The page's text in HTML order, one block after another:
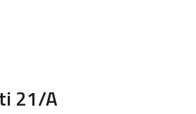
21/A